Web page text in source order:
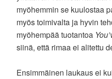
myöhemmin se kuulostaa
myös toimivalta ja hyvin
myöhempää tuotantoa
siinä, että rimaa ei alitettu
Ensimmäinen laukaus ei